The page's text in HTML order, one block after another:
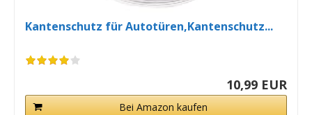
Kantenschutz für Autotüren,Kantenschutz...
10,99 EUR
Bei Amazon kaufen